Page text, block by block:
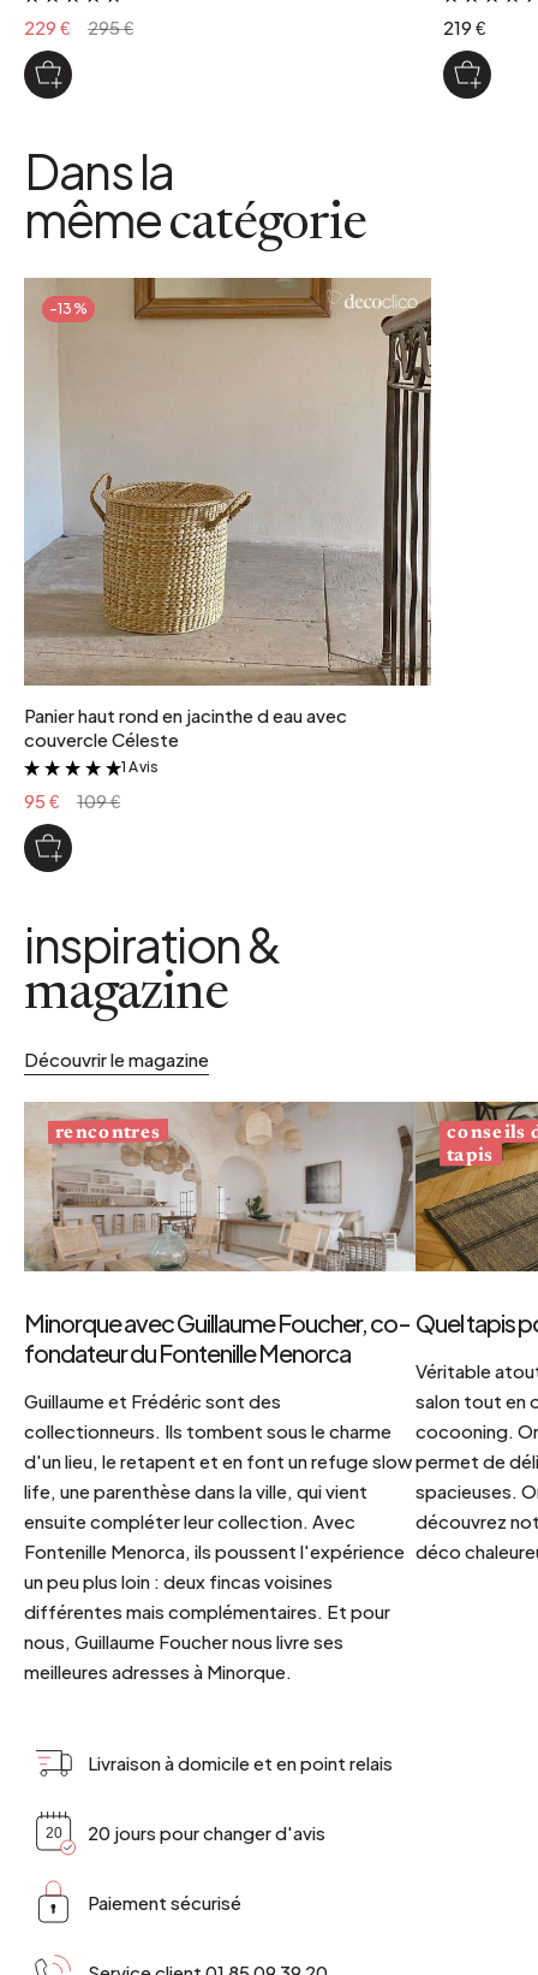
229 € 295 € 219 €
Dans la
mêmecatégorie
-13%
Panier haut rond en jacinthe d eau avec
couvercle Céleste
&
1 Avis
95 € 109 €
inspiration &
magazine
Découvrir le magazine
rencontres
Minorque avec Guillaume Foucher, co-
fondateur du Fontenille Menorca
Guillaume et Frédéric sont des
collectionneurs. Ils tombent sous le charme
d'un lieu, le retapent et en font un refuge slow
life, une parenthèse dans la ville, qui vient
ensuite compléter leur collection. Avec
Fontenille Menorca, ils poussent l'expérience
un peu plus loin : deux fincas voisines
différentes mais complémentaires. Et pour
nous, Guillaume Foucher nous livre ses
meilleures adresses à Minorque.
conseils
tapis
Quel tapis
Véritable
salon tout en
cocooning.
permet de
spacieuses.
découvrez
déco
Livraison à domicile et en point relais
20 jours pour changer d'avis
Paiement sécurisé